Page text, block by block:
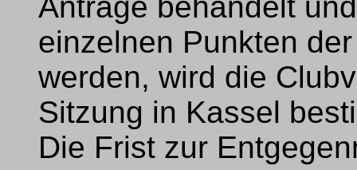
einzelnen Punkten
werden, wird die
Sitzung in Kassel
Die Frist zur